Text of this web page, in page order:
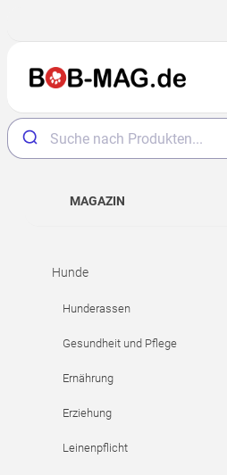
MAGAZIN
Hunde
Hunderassen
Gesundheit und Pflege
Ernährung
Erziehung
Leinenpflicht